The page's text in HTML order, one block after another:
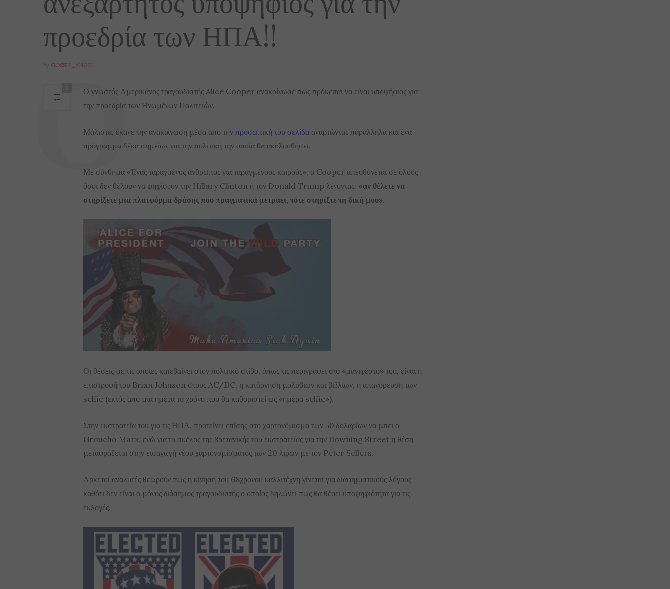
προεδρία των ΗΠΑ!!
by GOSSIP_ANGEL
Ο γνωστός Αμερικάνος τραγουδιστής Alice Cooper ανακοίνωσε πως πρόκειται να είναι υποψήφιος για
την προεδρία των Ηνωμένων Πολιτειών.
Μάλιστα, έκανε την ανακοίνωση μέσα από την προσωπική του σελίδα αναρτώντας παράλληλα και ένα
πρόγραμμα δέκα σημείων για την πολιτική την οποία θα ακολουθήσει.
Με σύνθημα «Ένας ταραγμένος άνθρωπος για ταραγμένους καιρούς», ο Cooper απευθύνεται σε όλους
όσοι δεν θέλουν να ψηφίσουν την Hillary Clinton ή τον Donald Trump λέγοντας: «αν θέλετε να
στηρίξετε μια πλατφόρμα δράσης που πραγματικά μετράει, τότε στηρίξτε τη δική μου».
Οι θέσεις με τις οποίες κατεβαίνει στον πολιτικό στίβο, όπως τις περιγράφει στο «μανιφέστο» του, είναι η
επιστροφή του Brian Johnson στους AC/DC, η κατάργηση μολυβιών και βιβλίων, η απαγόρευση των
selfie (εκτός από μία ημέρα το χρόνο που θα καθοριστεί ως «ημέρα selfie»).
Στην εκστρατεία του για τις ΗΠΑ, προτείνει επίσης στο χαρτονόμισμα των 50 δολαρίων να μπει ο
Groucho Marx, ενώ για το σκέλος της βρετανικής του εκστρατείας για την Downing Street η θέση
μεταφράζεται στην εισαγωγή νέου χαρτονομίσματος των 20 λιρών με τον Peter Sellers.
Αρκετοί αναλυτές θεωρούν πως η κίνηση του 68χρονου καλλιτέχνη γίνεται για διαφημιστικούς λόγους
καθότι δεν είναι ο μόνος διάσημος τραγουδιστής ο οποίος δηλώνει πως θα θέσει υποψηφιότητα για τις
εκλογές.